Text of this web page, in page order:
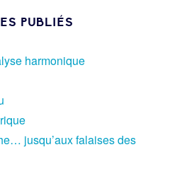
PUBLIÉS
harmonique
jusqu’aux falaises des